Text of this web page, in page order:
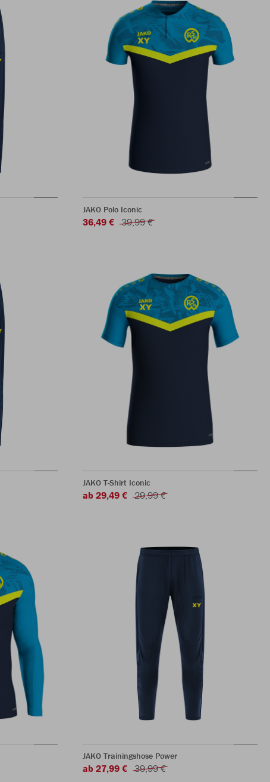
JAKO Polo Iconic
36,49 € 39,99 €
JAKO T-Shirt Iconic
ab 29,49 € 29,99 €
JAKO Trainingshose Power
ab 27,99 € 39,99 €